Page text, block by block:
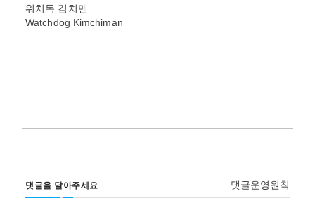
워치독 김치맨
Watchdog Kimchiman
댓글을 달아주세요 댓글운영원칙